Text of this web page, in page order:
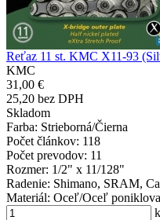
Reťaz 11 st. KMC X11-93
KMC
31,00 €
25,20 bez DPH
Skladom
Farba: Strieborná/Čierna
Počet článkov: 118
Počet prevodov: 11
Rozmer: 1/2" x 11/128"
Radenie: Shimano, SRAM,
Materiál: Oceľ/Oceľ